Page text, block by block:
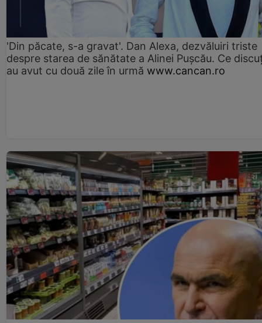
'Din păcate, s-a gravat'. Dan Alexa, dezvăluiri triste
despre starea de sănătate a Alinei Pușcău. Ce
au avut cu două zile în urmă www.cancan.ro